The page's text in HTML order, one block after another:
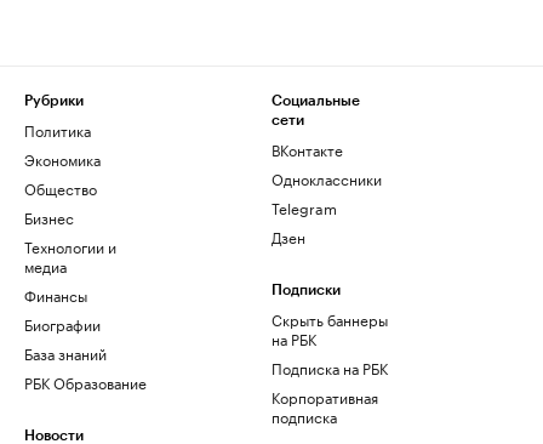
Рубрики
Политика
Экономика
Общество
Бизнес
Технологии и
медиа
Финансы
Биографии
База знаний
РБК Образование
Новости
Социальные
сети
ВКонтакте
Одноклассники
Telegram
Дзен
Подписки
Скрыть баннеры
на РБК
Подписка на РБК
Корпоративная
подписка